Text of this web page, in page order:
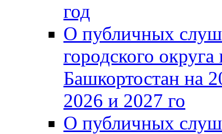
год
О публичных
городского
Башкортостан на
2026 и 2027 го
О публичных